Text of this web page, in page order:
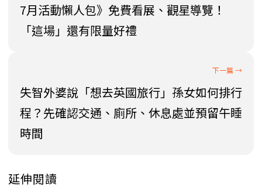
7月活動懶人包》免費看展、觀星導覽！
「這場」還有限量好禮
失智外婆說「想去英國旅行」孫女如何排行
程？先確認交通、廁所、休息處並預留午睡
時間
延伸閱讀